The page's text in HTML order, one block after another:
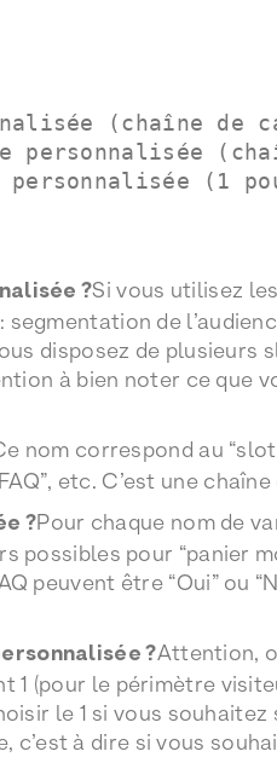
(chaîne de
personnalisée (1
?Si vous utilisez
de
disposez de plusieurs
à bien noter ce que
nom correspond au
etc. C’est une
?Pour chaque nom de
possibles pour “panier
peuvent être “Oui” ou
?Attention,
1 (pour le périmètre
le 1 si vous
à dire si vous